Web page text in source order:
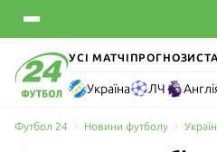
УСІ МАТЧІ ПРОГНОЗИ
Україна ЛЧ
Футбол 24 Новини футболу